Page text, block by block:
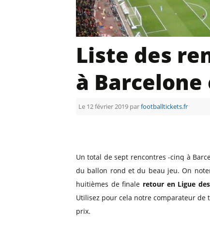
Billets Primeira Liga
Billets Eredivisie Pays-Bas
Billets Pro League
Billets Saudi Pro League
Munich
Liste des
à Barcelone
Le 12 février 2019 parfootballtickets.fr
Un total de sept rencontres -cinq à
du ballon rond et du beau jeu. On
huitièmes de finale retour en Ligue
Utilisez pour cela notre comparateur
prix.